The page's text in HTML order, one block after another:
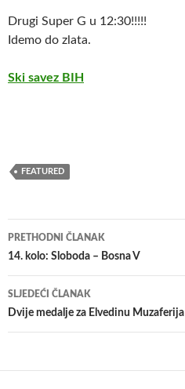
Drugi Super G u 12:30!!!!!
Idemo do zlata.
Ski savez BIH
FEATURED
Navigacija
članaka
PRETHODNI ČLANAK
14. kolo: Sloboda – Bosna V
SLJEDEĆI ČLANAK
Dvije medalje za Elvedinu Muzaferija